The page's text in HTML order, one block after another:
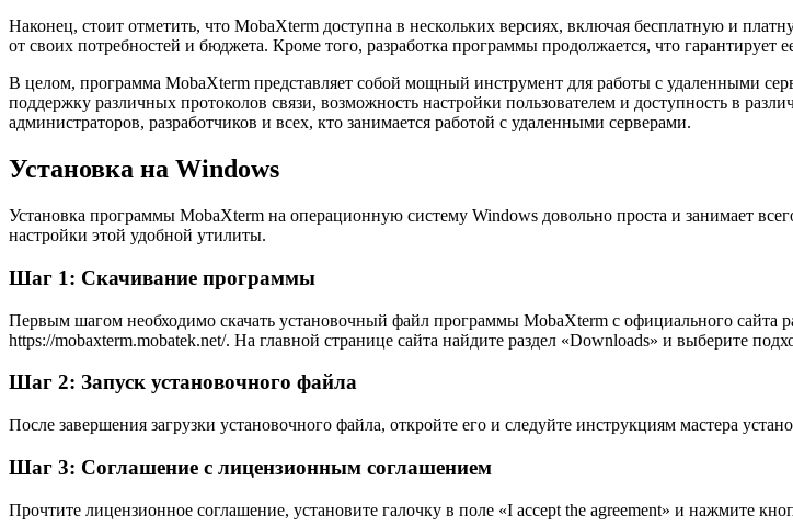
Наконец, стоит отметить, что MobaXterm доступна в нескольких версиях, включая бесплатную и
от своих потребностей и бюджета. Кроме того, разработка программы продолжается, что
В целом, программа MobaXterm представляет собой мощный инструмент для работы с удаленными
поддержку различных протоколов связи, возможность настройки пользователем и доступность в
администраторов, разработчиков и всех, кто занимается работой с удаленными серверами.
Установка на Windows
Установка программы MobaXterm на операционную систему Windows довольно проста и занимает
настройки этой удобной утилиты.
Шаг 1: Скачивание программы
Первым шагом необходимо скачать установочный файл программы MobaXterm с официального сайта
https://mobaxterm.mobatek.net/. На главной странице сайта найдите раздел «Downloads» и выберите
Шаг 2: Запуск установочного файла
После завершения загрузки установочного файла, откройте его и следуйте инструкциям мастера
Шаг 3: Соглашение с лицензионным соглашением
Прочтите лицензионное соглашение, установите галочку в поле «I accept the agreement» и нажмите